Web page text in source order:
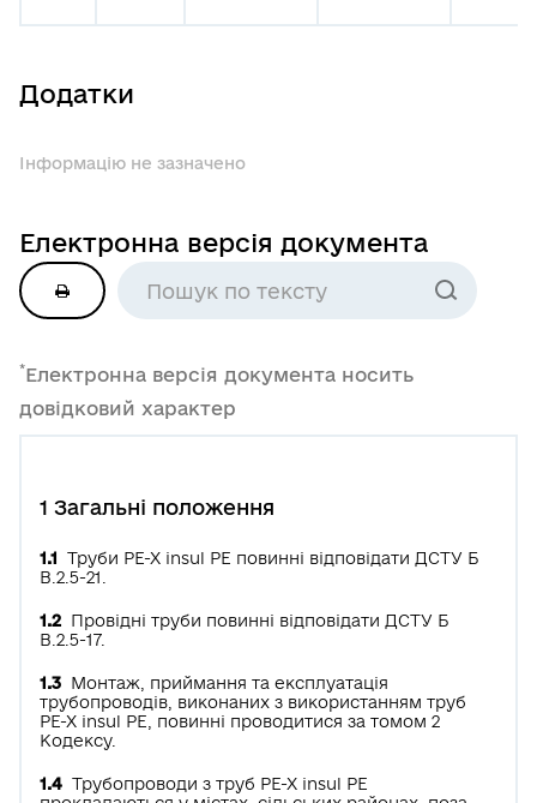
Додатки
Інформацію не зазначено
Електронна версія документа
*Електронна версія документа носить
довідковий характер
1 Загальні положення
1.1 Труби РЕ-Х insul РЕ повинні відповідати ДСТУ Б
В.2.5-21.
1.2 Провідні труби повинні відповідати ДСТУ Б
В.2.5-17.
1.3 Монтаж, приймання та експлуатація
трубопроводів, виконаних з використанням труб
РЕ-Х insul РЕ, повинні проводитися за томом 2
Кодексу.
1.4 Трубопроводи з труб РЕ-Х insul РЕ